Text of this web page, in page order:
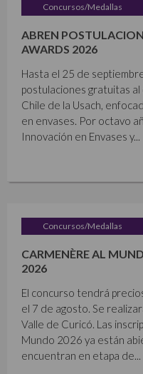
Concursos/Medallas
ABREN
AWARDS 2026
Hasta el 25 de
postulaciones gratuitas
Chile de la Usach,
en envases. Por octavo
Innovación en Envases y...
Concursos/Medallas
CARMENÈRE AL
2026
El concurso tendrá
el 7 de agosto. Se
Valle de Curicó. Las
Mundo 2026 ya están
encuentran en etapa de...